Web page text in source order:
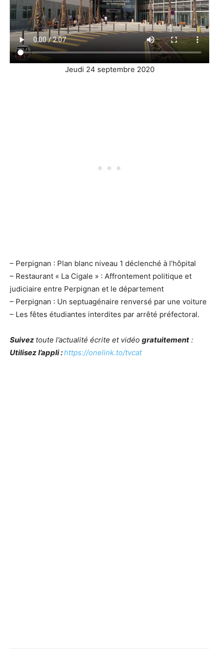
Jeudi 24 septembre 2020
– Perpignan : Plan blanc niveau 1 déclenché à l’hôpital
– Restaurant « La Cigale » : Affrontement politique et
judiciaire entre Perpignan et le département
– Perpignan : Un septuagénaire renversé par une voiture
– Les fêtes étudiantes interdites par arrêté préfectoral.
Suivez toute l’actualité écrite et vidéo gratuitement :
Utilisez l’appli :https://onelink.to/tvcat